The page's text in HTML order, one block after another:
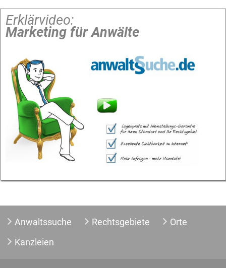
Erklärvideo:
Marketing für Anwälte
Anwaltssuche Rechtsgebiete
Orte
Kanzleien